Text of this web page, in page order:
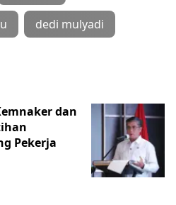
dedi mulyadi
dan
Pekerja